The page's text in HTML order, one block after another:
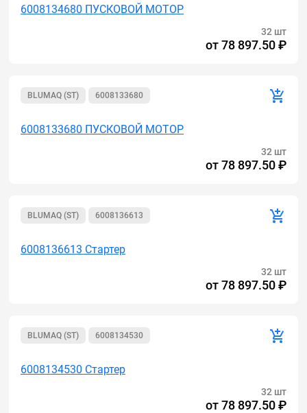
6008134680 ПУСКОВОЙ МОТОР
32 шт
от78 897.50 ₽
BLUMAQ (ST) 6008133680
6008133680 ПУСКОВОЙ МОТОР
32 шт
от78 897.50 ₽
BLUMAQ (ST) 6008136613
6008136613 Стартер
32 шт
от78 897.50 ₽
BLUMAQ (ST) 6008134530
6008134530 Стартер
32 шт
от78 897.50 ₽